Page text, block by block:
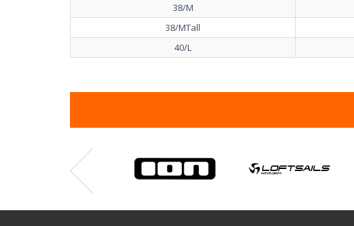
38/M
38/MTall
40/L